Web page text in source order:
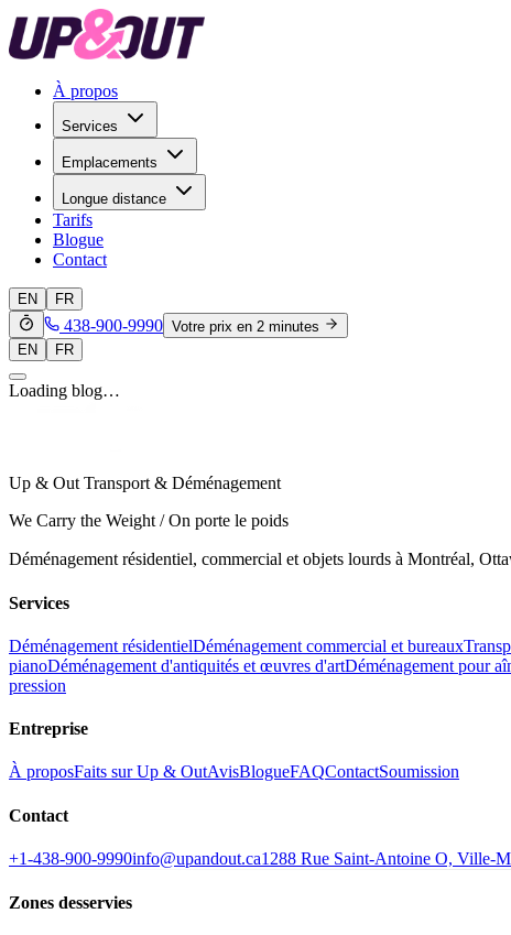
À propos
Services
Emplacements
Longue distance
Tarifs
Blogue
Contact
EN FR
438-900-9990 Votre prix en 2 minutes
EN
FR
Loading blog…
Up & Out Transport & Déménagement
We Carry the Weight / On porte le poids
Déménagement résidentiel, commercial et objets lourds à Montréal,
Services
Déménagement résidentielDéménagement commercial et bureaux
pianoDéménagement d'antiquités et œuvres d'artDéménagement pour
pression
Entreprise
À proposFaits sur Up & OutAvisBlogueFAQContactSoumission
Contact
+1-438-900-9990info@upandout.ca1288 Rue Saint-Antoine O, Ville-
Zones desservies